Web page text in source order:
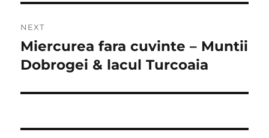
NEXT
Next
post:
Miercurea fara cuvinte – Muntii
Dobrogei & lacul Turcoaia